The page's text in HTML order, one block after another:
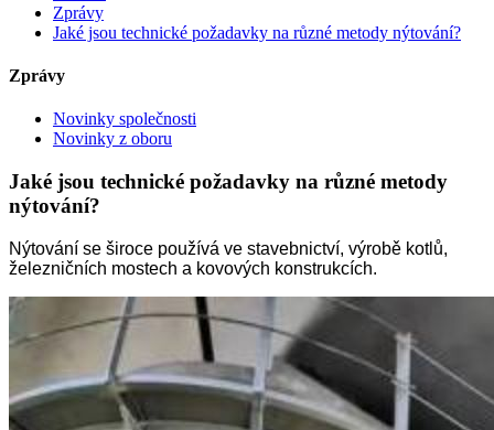
Zprávy
Jaké jsou technické požadavky na různé metody nýtování?
Zprávy
Novinky společnosti
Novinky z oboru
Jaké jsou technické požadavky na různé metody
nýtování?
Nýtování se široce používá ve stavebnictví, výrobě kotlů,
železničních mostech a kovových konstrukcích.